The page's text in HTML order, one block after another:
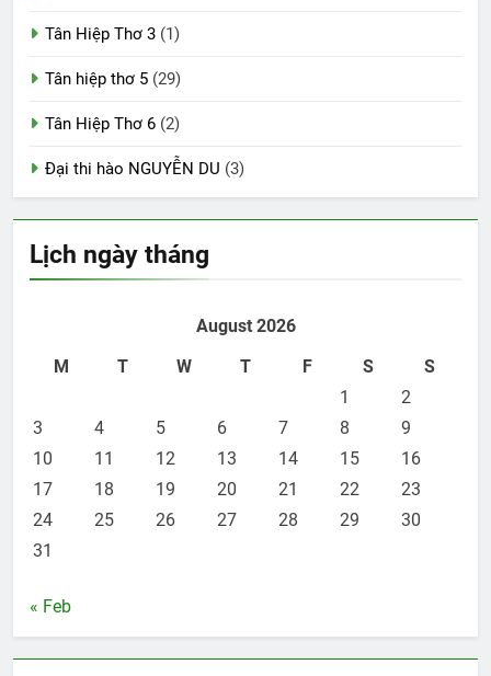
Tân Hiệp Thơ 3 (1)
Tân hiệp thơ 5 (29)
Tân Hiệp Thơ 6 (2)
Đại thi hào NGUYỄN DU (3)
Lịch ngày tháng
August 2026
M
T W T F S
S
1
2
3
4 5 6 7 8
9
10
11 12 13 14 15
16
17
18 19 20 21 22
23
24
25 26 27 28 29
30
31
« Feb